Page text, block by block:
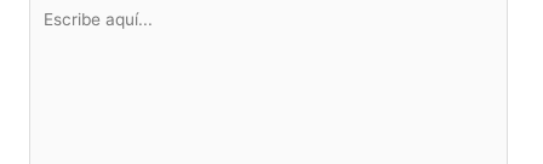
aquí...